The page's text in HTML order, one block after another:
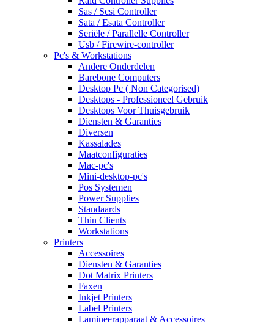
Sas / Scsi Controller
Sata / Esata Controller
Seriële / Parallelle Controller
Usb / Firewire-controller
Pc's & Workstations
Andere Onderdelen
Barebone Computers
Desktop Pc ( Non Categorised)
Desktops - Professioneel Gebruik
Desktops Voor Thuisgebruik
Diensten & Garanties
Diversen
Kassalades
Maatconfiguraties
Mac-pc's
Mini-desktop-pc's
Pos Systemen
Power Supplies
Standaards
Thin Clients
Workstations
Printers
Accessoires
Diensten & Garanties
Dot Matrix Printers
Faxen
Inkjet Printers
Label Printers
Lamineerapparaat & Accessoires